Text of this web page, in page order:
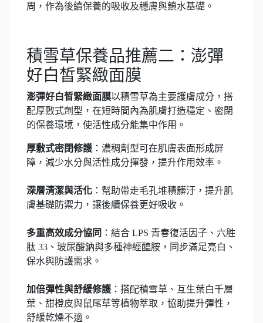
周，作為後續保養的吸收及穩膚與鎖水基礎。
積雪草保養品推薦二：澎彈
好白皙緊緻面膜
澎彈好白皙緊緻面膜以積雪草為主要護膚成分，搭
配厚敷式劑型，在短時間內為肌膚打造穩定、密閉
的保養環境，使活性成分能集中作用。
厚敷式密閉修護 ：濃稠劑型可在肌膚表面形成屏
障，減少水分與活性成分揮發，提升作用效率。
深層清潔與活化 ：幫助帶走毛孔堆積髒汙，提升肌
膚基礎防禦力，讓後續保養更好吸收。
多重高效成分協同 ：結合 LPS 青春復活因子、六胜
肽 33、玻尿酸鈉與多種神經醯胺，同步滿足亮白、
保水與防護需求。
加倍彈性與舒緩修護 ：搭配積雪草、互生葉白千層
葉、甜橙皮與鼠尾草等植物萃取，協助提升彈性，
舒緩乾燥不適。